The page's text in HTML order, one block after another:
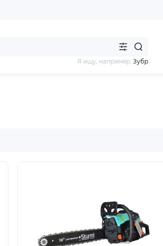
Я ищу, например, Зубр